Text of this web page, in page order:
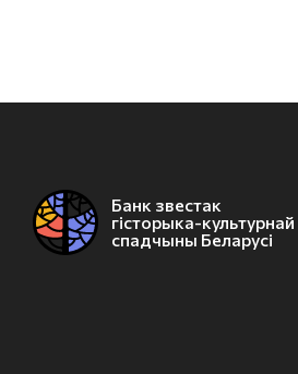
Банк звестак
гісторыка-культурнай
спадчыны Беларусі